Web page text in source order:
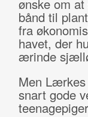
ønske om
bånd til
fra
havet, der
ærinde
Men Lærkes
snart gode